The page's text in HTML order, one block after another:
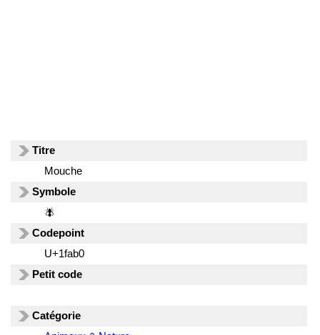
Titre
Mouche
Symbole
🪰
Codepoint
U+1fab0
Petit code
Catégorie